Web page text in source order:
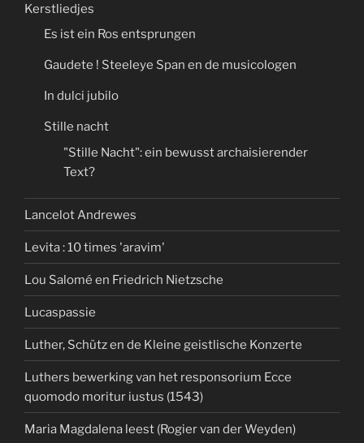
Kerstliedjes
Es ist ein Ros entsprungen
Gaudete ! Steeleye Span en de musicologen
In dulci jubilo
Stille nacht
"Stille Nacht": ein bewusst archaisierender
Text?
Lancelot Andrewes
Levita : 10 times 'aravim'
Lou Salomé en Friedrich Nietzsche
Lucaspassie
Luther, Schütz en de Kleine geistlische Konzerte
Luthers bewerking van het responsorium Ecce
quomodo moritur iustus (1543)
Maria Magdalena leest (Rogier van der Weyden)